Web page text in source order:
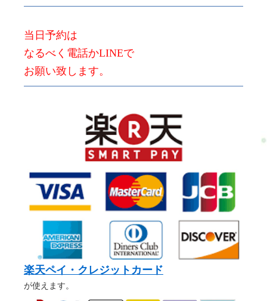
当日予約は
なるべく電話かLINEで
お願い致します。
楽天ペイ・クレジットカード
が使えます。